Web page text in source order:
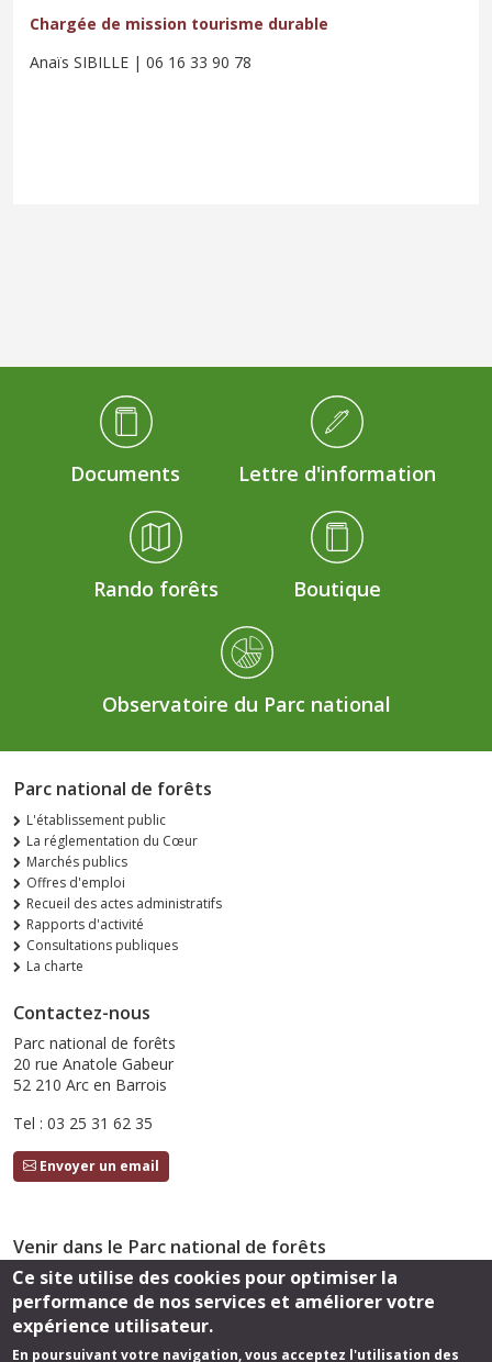
Chargée de mission tourisme durable
Anaïs SIBILLE | 06 16 33 90 78
Médiathèque Footer
Documents Lettre d'information
Rando forêts Boutique
Observatoire du Parc national
Parc national de forêts
L'établissement public
La réglementation du Cœur
Marchés publics
Offres d'emploi
Recueil des actes administratifs
Rapports d'activité
Consultations publiques
La charte
Contactez-nous
Parc national de forêts
20 rue Anatole Gabeur
52 210 Arc en Barrois
Tel : 03 25 31 62 35
Envoyer un email
Venir dans le Parc national de forêts
Accès
Suivez-nous
Ce site utilise des cookies pour optimiser la
performance de nos services et améliorer votre
expérience utilisateur.
En poursuivant votre navigation, vous acceptez l'utilisation des